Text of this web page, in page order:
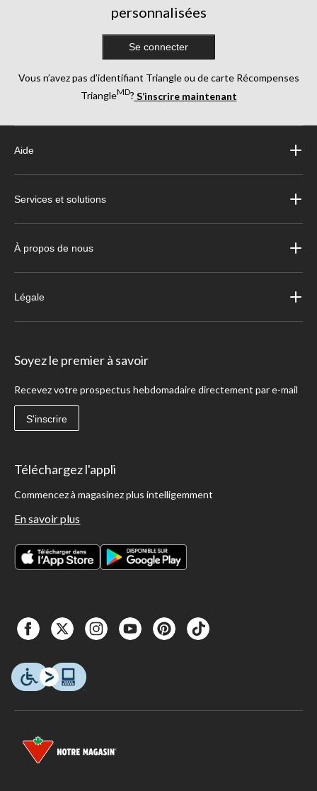
personnalisées
Se connecter
Vous n’avez pas d’identifiant Triangle ou de carte Récompenses
TriangleMD? S’inscrire maintenant
Aide
Services et solutions
À propos de nous
Légale
Soyez le premier à savoir
Recevez votre prospectus hebdomadaire directement par e-mail
S'inscrire
Téléchargez l'appli
Commencez à magasinez plus intelligemment
En savoir plus